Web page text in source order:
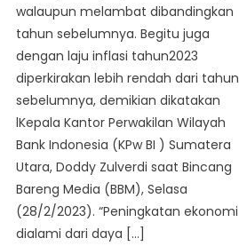
walaupun melambat dibandingkan
tahun sebelumnya. Begitu juga
dengan laju inflasi tahun2023
diperkirakan lebih rendah dari tahun
sebelumnya, demikian dikatakan
lKepala Kantor Perwakilan Wilayah
Bank Indonesia (KPw BI ) Sumatera
Utara, Doddy Zulverdi saat Bincang
Bareng Media (BBM), Selasa
(28/2/2023). “Peningkatan ekonomi
dialami dari daya […]